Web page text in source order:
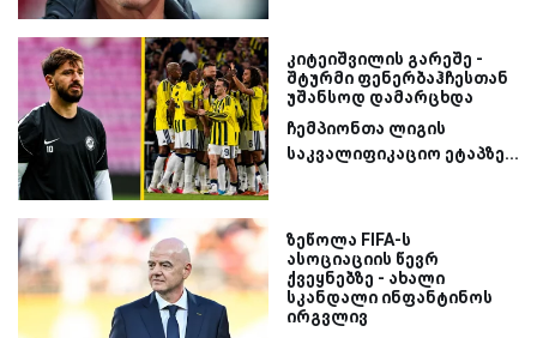
კიტეიშვილის გარეშე -
შტურმი ფენერბაჰჩესთან
უშანსოდ დამარცხდა
ჩემპიონთა ლიგის
საკვალიფიკაციო ეტაპზე...
ზეწოლა FIFA-ს
ასოციაციის წევრ
ქვეყნებზე - ახალი
სკანდალი ინფანტინოს
ირგვლივ